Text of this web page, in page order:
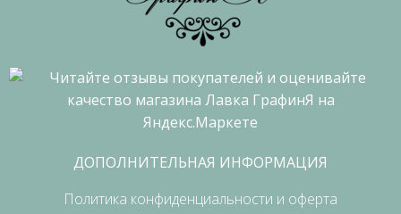
ДОПОЛНИТЕЛЬНАЯ ИНФОРМАЦИЯ
Политика конфиденциальности и оферта